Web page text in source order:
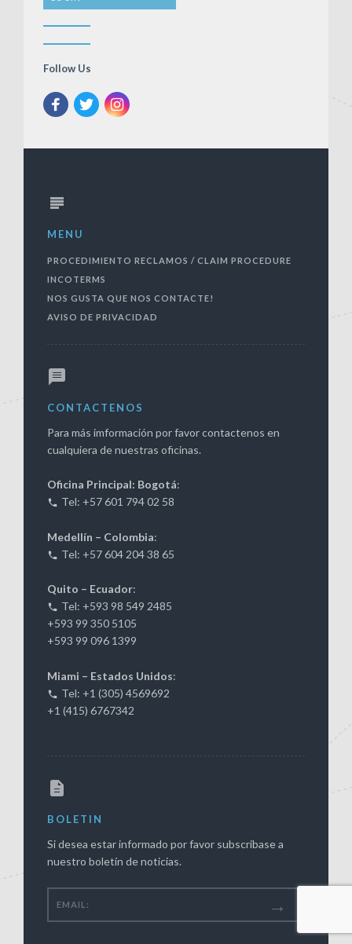
Follow Us
MENU
PROCEDIMIENTO RECLAMOS / CLAIM PROCEDURE
INCOTERMS
NOS GUSTA QUE NOS CONTACTE!
AVISO DE PRIVACIDAD
CONTACTENOS
Para más imformación por favor contactenos en
cualquiera de nuestras oficinas.
Oficina Principal: Bogotá:
Tel: +57 601 794 02 58
Medellín – Colombia:
Tel: +57 604 204 38 65
Quito – Ecuador:
Tel: +593 98 549 2485
+593 99 350 5105
+593 99 096 1399
Miami – Estados Unidos:
Tel: +1 (305) 4569692
+1 (415) 6767342
BOLETIN
Si desea estar informado por favor subscribase a
nuestro boletín de noticias.